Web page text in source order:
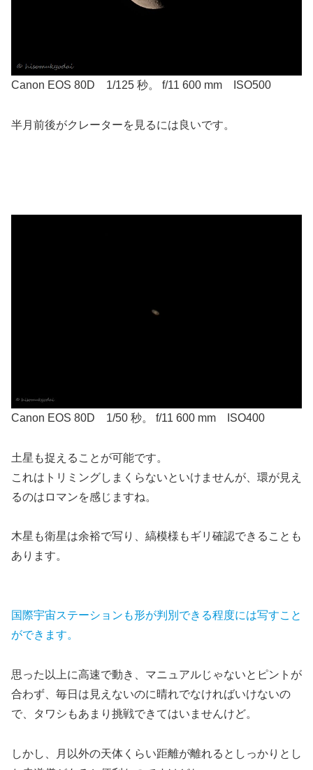
Canon EOS 80D 1/125 秒。 f/11 600 mm ISO500
半月前後がクレーターを見るには良いです。
Canon EOS 80D 1/50 秒。 f/11 600 mm ISO400
土星も捉えることが可能です。
これはトリミングしまくらないといけませんが、環が見え
るのはロマンを感じますね。
木星も衛星は余裕で写り、縞模様もギリ確認できることも
あります。
国際宇宙ステーションも形が判別できる程度には写すこと
ができます。
思った以上に高速で動き、マニュアルじゃないとピントが
合わず、毎日は見えないのに晴れでなければいけないの
で、タワシもあまり挑戦できてはいませんけど。
しかし、月以外の天体くらい距離が離れるとしっかりとし